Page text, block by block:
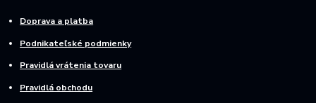
Doprava a platba
Podnikateľské podmienky
Pravidlá vrátenia tovaru
Pravidlá obchodu